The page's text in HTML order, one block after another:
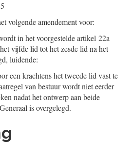
volgende amendement voor:
in het voorgestelde artikel 22a
vijfde lid tot het zesde lid na het
luidende:
een krachtens het tweede lid vast te
van bestuur wordt niet eerder
nadat het ontwerp aan beide
is overgelegd.